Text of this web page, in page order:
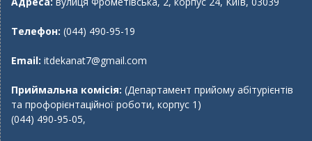
Телефон: (044) 490-95-19
Email: itdekanat7@gmail.com
Приймальна комісія: (Департамент прийому абітурієнтів
та профорієнтаційної роботи, корпус 1)
(044) 490-95-05,